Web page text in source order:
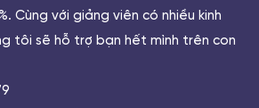
Cùng với giảng viên có nhiều kinh
tôi sẽ hỗ trợ bạn hết mình trên con